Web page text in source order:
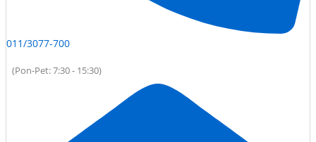
011/3077-700
(Pon-Pet: 7:30 - 15:30)